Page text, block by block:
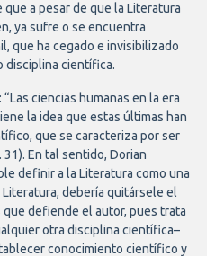
a pesar de que la Literatura
ya sufre o se encuentra
que ha cegado e invisibilizado
disciplina científica.
ciencias humanas en la era
la idea que estas últimas han
que se caracteriza por ser
En tal sentido, Dorian
definir a la Literatura como una
debería quitársele el
defiende el autor, pues trata
otra disciplina científica–
conocimiento científico y